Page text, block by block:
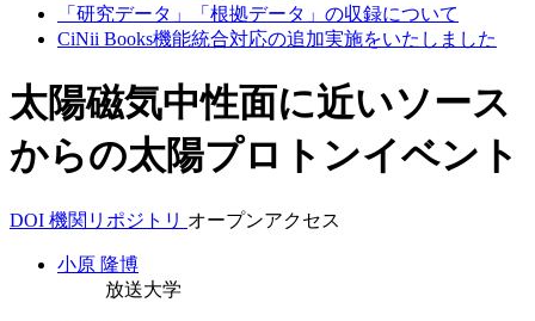
「研究データ」「根拠データ」の収録について
CiNii Books機能統合対応の追加実施をいたしました
太陽磁気中性面に近いソース
からの太陽プロトンイベント
DOI 機関リポジトリ オープンアクセス
小原 隆博
放送大学